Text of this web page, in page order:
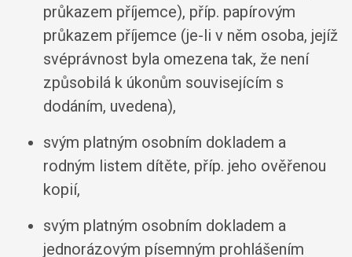
průkazem příjemce), příp. papírovým
průkazem příjemce (je-li v něm osoba, jejíž
svéprávnost byla omezena tak, že není
způsobilá k úkonům souvisejícím s
dodáním, uvedena),
svým platným osobním dokladem a
rodným listem dítěte, příp. jeho ověřenou
kopií,
svým platným osobním dokladem a
jednorázovým písemným prohlášením